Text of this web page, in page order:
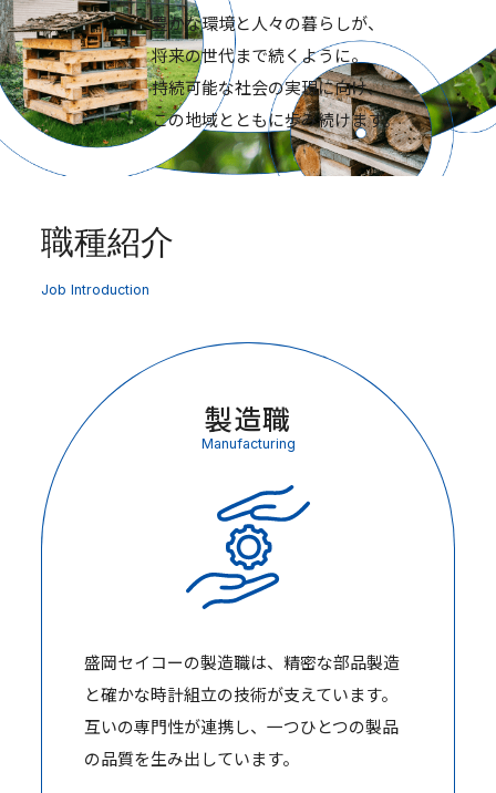
豊かな環境と人々の暮らしが、
将来の世代まで続くように。
持続可能な社会の実現に向け、
この地域とともに歩み続けます。
職種紹介
Job Introduction
製造職
Manufacturing
盛岡セイコーの製造職は、精密な部品製造
と確かな時計組立の技術が支えています。
互いの専門性が連携し、一つひとつの製品
の品質を生み出しています。